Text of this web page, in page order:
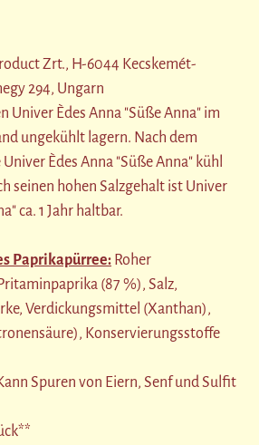
Zrt., H-6044 Kecskemét-
294, Ungarn
Univer Èdes Anna "Süße Anna" im
ungekühlt lagern. Nach dem
Èdes Anna "Süße Anna" kühl
seinen hohen Salzgehalt ist Univer
ca. 1 Jahr haltbar.
Paprikapürree: Roher
(87 %), Salz,
Verdickungsmittel (Xanthan),
Konservierungsstoffe
Spuren von Eiern, Senf und Sulfit